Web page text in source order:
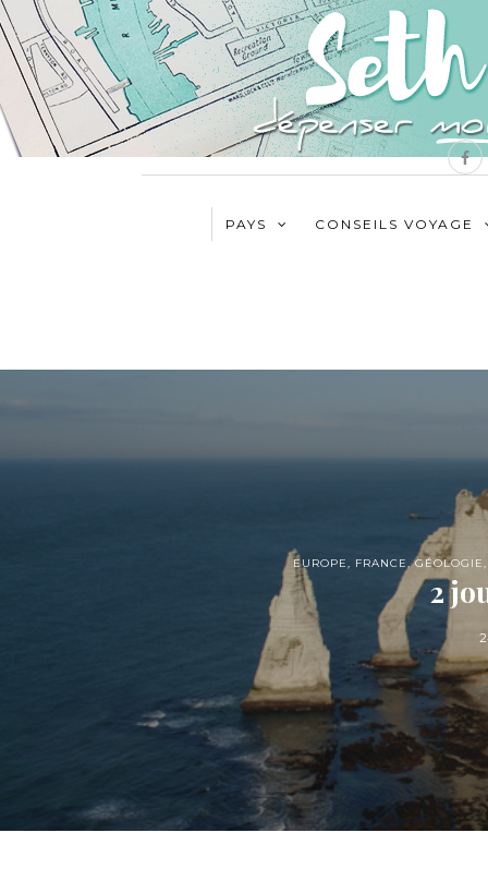
PAYS CONSEILS VOYAGE
EUROPE, FRANCE,GÉOLOGIE
2